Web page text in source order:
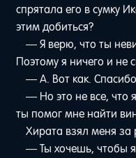
спрятала его в сумку
этим добиться?
— Я верю, что ты
Поэтому я ничего и не
— А. Вот как.
— Но это не все, что
ты помог мне найти
Хирата взял меня за
— Ты хочешь, чтобы